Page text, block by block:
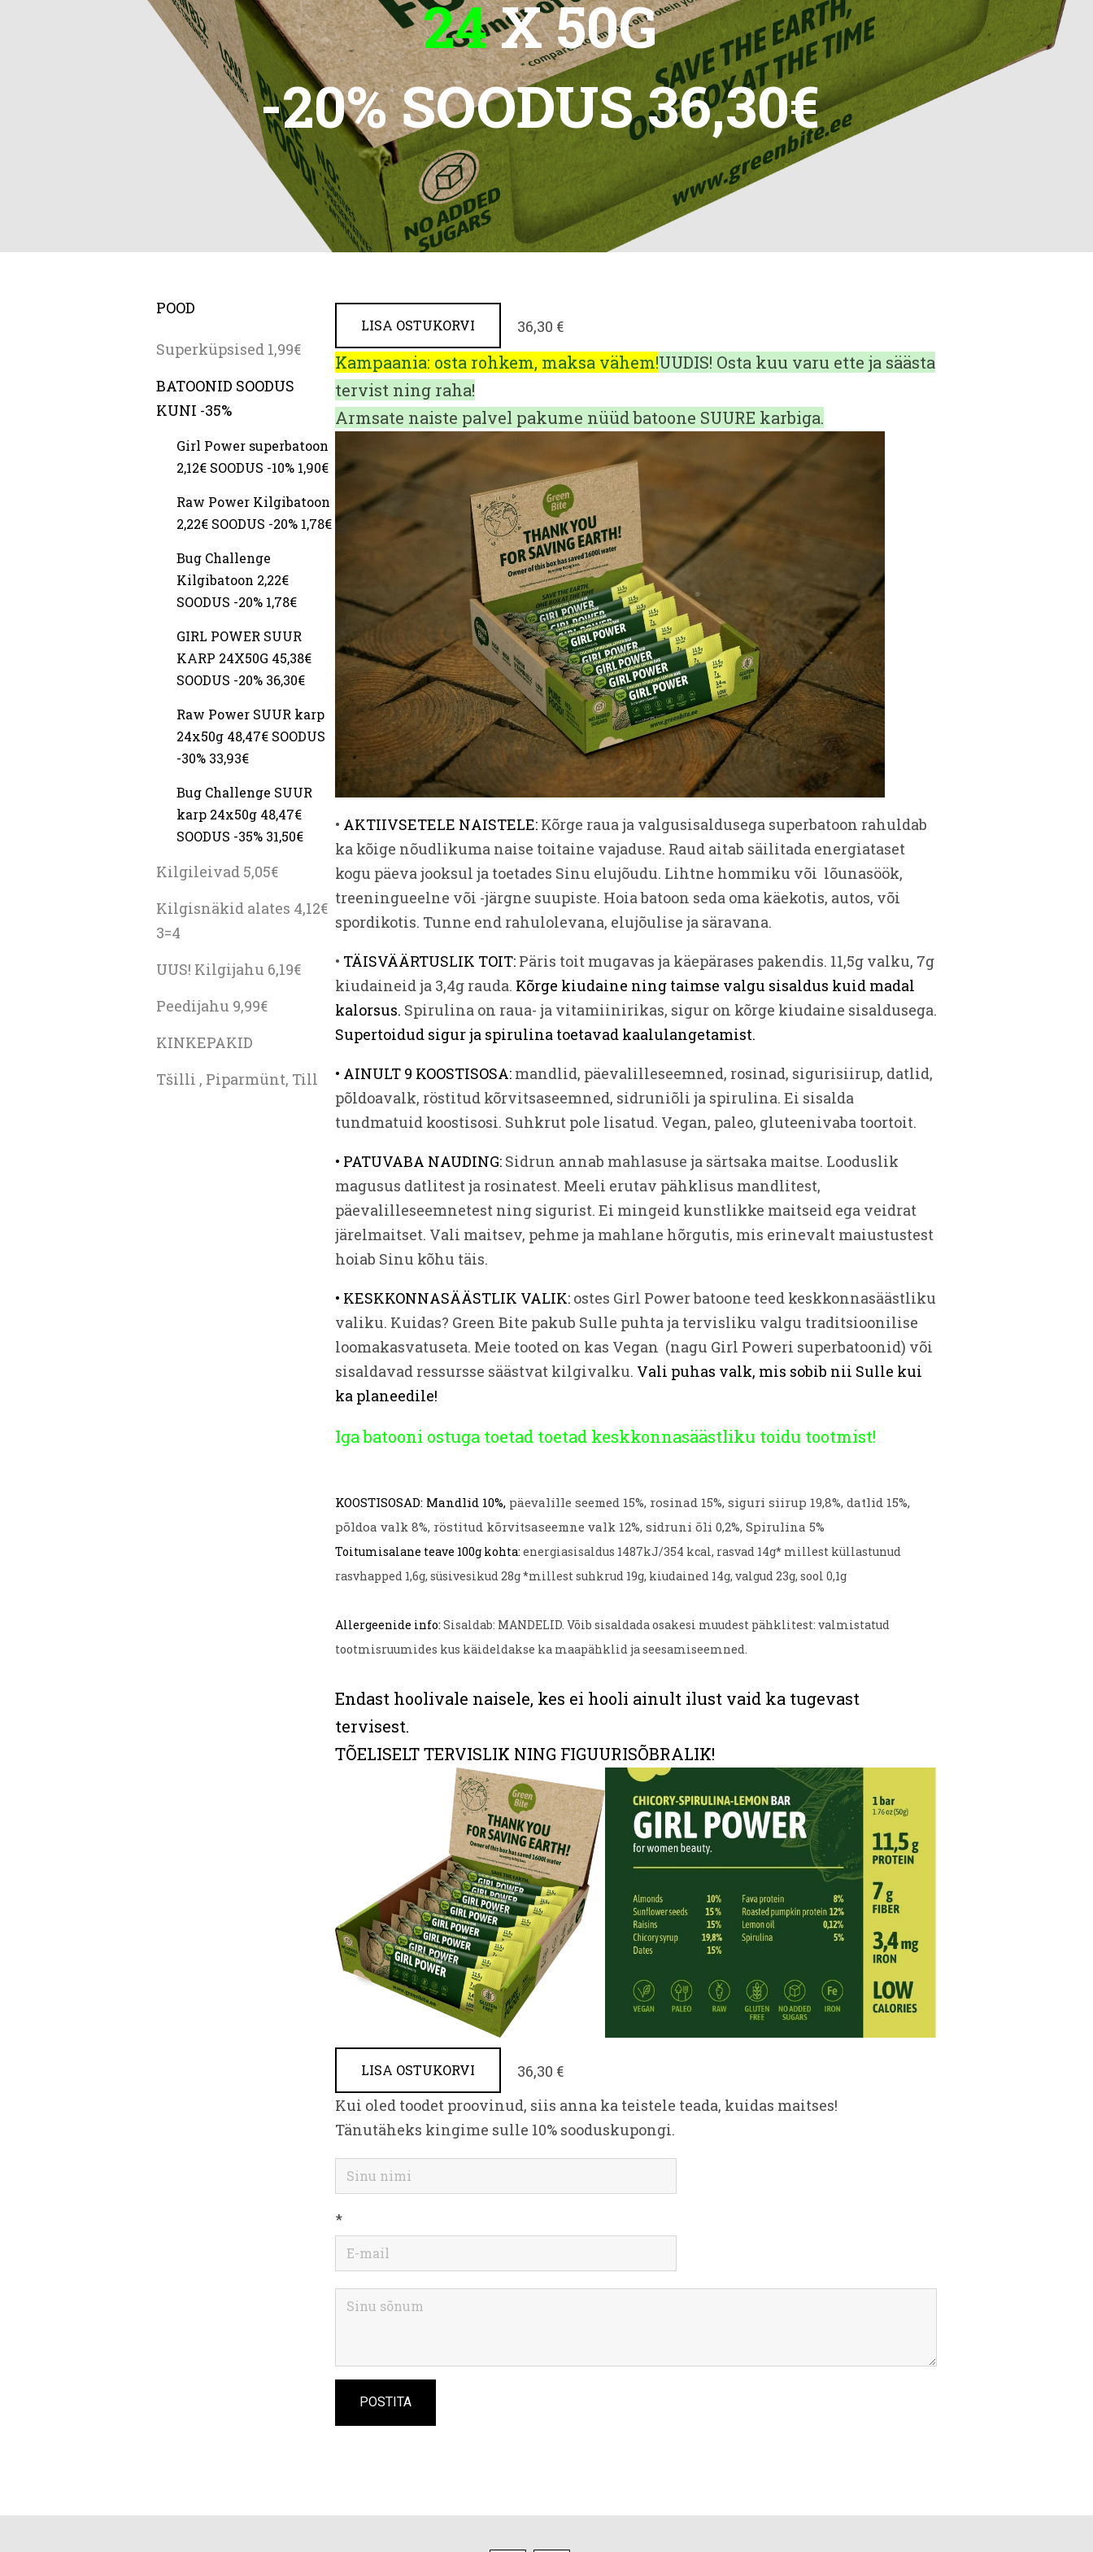
24X 50G
-20% SOODUS 36,30€
POOD
Superküpsised 1,99€
BATOONID SOODUS
KUNI -35%
Girl Power superbatoon
2,12€ SOODUS -10% 1,90€
Raw Power Kilgibatoon
2,22€ SOODUS -20% 1,78€
Bug Challenge
Kilgibatoon 2,22€
SOODUS -20% 1,78€
GIRL POWER SUUR
KARP 24X50G 45,38€
SOODUS -20% 36,30€
Raw Power SUUR karp
24x50g 48,47€ SOODUS
-30% 33,93€
Bug Challenge SUUR
karp 24x50g 48,47€
SOODUS -35% 31,50€
Kilgileivad 5,05€
Kilgisnäkid alates 4,12€
3=4
UUS! Kilgijahu 6,19€
Peedijahu 9,99€
KINKEPAKID
Tšilli , Piparmünt, Till
LISA OSTUKORVI 36,30 €
Kampaania: osta rohkem, maksa vähem!UUDIS! Osta kuu varu ette ja säästa
tervist ning raha!
Armsate naiste palvel pakume nüüd batoone SUURE karbiga.
• AKTIIVSETELE NAISTELE: Kõrge raua ja valgusisaldusega superbatoon rahuldab
ka kõige nõudlikuma naise toitaine vajaduse. Raud aitab säilitada energiataset
kogu päeva jooksul ja toetades Sinu elujõudu. Lihtne hommiku või lõunasöök,
treeningueelne või -järgne suupiste. Hoia batoon seda oma käekotis, autos, või
spordikotis. Tunne end rahulolevana, elujõulise ja säravana.
• TÄISVÄÄRTUSLIK TOIT: Päris toit mugavas ja käepärases pakendis. 11,5g valku, 7g
kiudaineid ja 3,4g rauda. Kõrge kiudaine ning taimse valgu sisaldus kuid madal
kalorsus. Spirulina on raua- ja vitamiinirikas, sigur on kõrge kiudaine sisaldusega.
Supertoidud sigur ja spirulina toetavad kaalulangetamist.
• AINULT 9 KOOSTISOSA: mandlid, päevalilleseemned, rosinad, sigurisiirup, datlid,
põldoavalk, röstitud kõrvitsaseemned, sidruniõli ja spirulina. Ei sisalda
tundmatuid koostisosi. Suhkrut pole lisatud. Vegan, paleo, gluteenivaba toortoit.
• PATUVABA NAUDING: Sidrun annab mahlasuse ja särtsaka maitse. Looduslik
magusus datlitest ja rosinatest. Meeli erutav pähklisus mandlitest,
päevalilleseemnetest ning sigurist. Ei mingeid kunstlikke maitseid ega veidrat
järelmaitset. Vali maitsev, pehme ja mahlane hõrgutis, mis erinevalt maiustustest
hoiab Sinu kõhu täis.
• KESKKONNASÄÄSTLIK VALIK: ostes Girl Power batoone teed keskkonnasäästliku
valiku. Kuidas? Green Bite pakub Sulle puhta ja tervisliku valgu traditsioonilise
loomakasvatuseta. Meie tooted on kas Vegan (nagu Girl Poweri superbatoonid) või
sisaldavad ressursse säästvat kilgivalku. Vali puhas valk, mis sobib nii Sulle kui
ka planeedile!
Iga batooni ostuga toetad toetad keskkonnasäästliku toidu tootmist!
KOOSTISOSAD: Mandlid 10%, päevalille seemed 15%, rosinad 15%, siguri siirup 19,8%, datlid 15%,
põldoa valk 8%, röstitud kõrvitsaseemne valk 12%, sidruni õli 0,2%, Spirulina 5%
Toitumisalane teave 100g kohta: energiasisaldus 1487kJ/354 kcal, rasvad 14g* millest küllastunud
rasvhapped 1,6g, süsivesikud 28g *millest suhkrud 19g, kiudained 14g, valgud 23g, sool 0,1g
Allergeenide info: Sisaldab: MANDELID. Võib sisaldada osakesi muudest pähklitest: valmistatud
tootmisruumides kus käideldakse ka maapähklid ja seesamiseemned.
Endast hoolivale naisele, kes ei hooli ainult ilust vaid ka tugevast
tervisest.
TÕELISELT TERVISLIK NING FIGUURISÕBRALIK!
LISA OSTUKORVI
36,30 €
Kui oled toodet proovinud, siis anna ka teistele teada, kuidas maitses!
Tänutäheks kingime sulle 10% sooduskupongi.